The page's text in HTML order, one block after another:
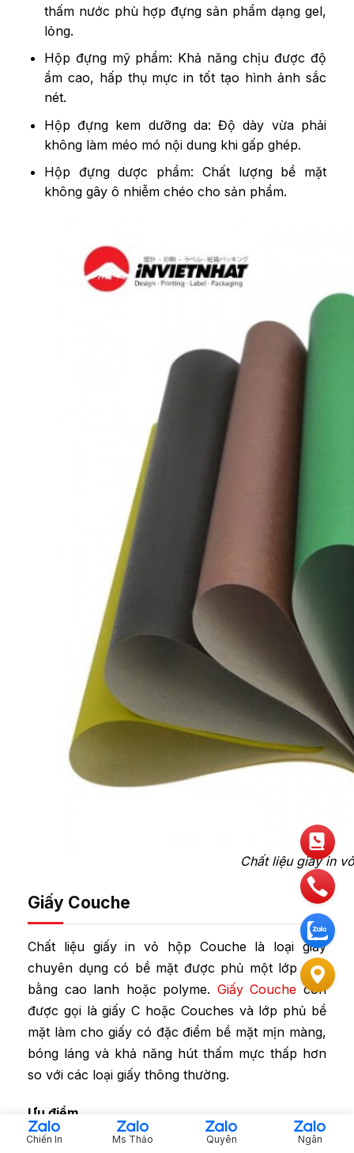
thấm nước phù hợp đựng sản phẩm dạng gel,
lỏng.
Hộp đựng mỹ phẩm: Khả năng chịu được độ
ẩm cao, hấp thụ mực in tốt tạo hình ảnh sắc
nét.
Hộp đựng kem dưỡng da: Độ dày vừa phải
không làm méo mó nội dung khi gấp ghép.
Hộp đựng dược phẩm: Chất lượng bề mặt
không gây ô nhiễm chéo cho sản phẩm.
Chất liệu giấy in
Giấy Couche
Chất liệu giấy in vỏ hộp Couche là loại giấy
chuyên dụng có bề mặt được phủ một lớp phủ
bằng cao lanh hoặc polyme. Giấy Couche còn
được gọi là giấy C hoặc Couches và lớp phủ bề
mặt làm cho giấy có đặc điểm bề mặt mịn màng,
bóng láng và khả năng hút thấm mực thấp hơn
so với các loại giấy thông thường.
Ưu điểm
Bề mặt phẳng nhẵn: Không bị xù xì, lấm tấm
Chiến In Ms Thảo Quyên Ngân